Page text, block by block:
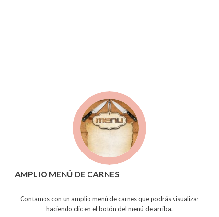
AMPLIO MENÚ DE CARNES
Contamos con un amplio menú de carnes que podrás visualizar
haciendo clic en el botón del menú de arriba.